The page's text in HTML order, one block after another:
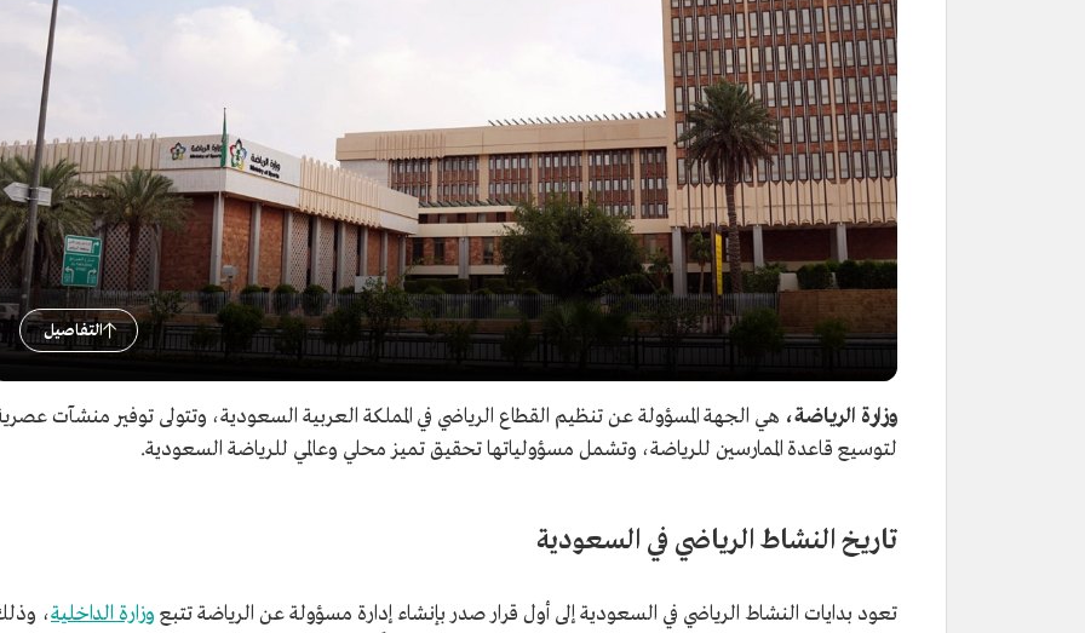
التفاصيل
وزارة الرياضة، هي الجهة المسؤولة عن تنظيم القطاع الرياضي في المملكة العربية السعودية، وتتولى توفير منشآت
لتوسيع قاعدة الممارسين للرياضة، وتشمل مسؤولياتها تحقيق تميز محلي وعالمي للرياضة السعودية.
تاريخ النشاط الرياضي في السعودية
تعود بدايات النشاط الرياضي في السعودية إلى أول قرار صدر بإنشاء إدارة مسؤولة عن الرياضة تتبع وزارة الداخلية،